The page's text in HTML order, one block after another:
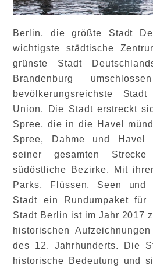
Berlin, die größte Stadt
wichtigste städtische
grünste Stadt
Brandenburg
bevölkerungsreichste
Union. Die Stadt erstreckt
Spree, die in die Havel
Spree, Dahme und Havel
seiner gesamten
südöstliche Bezirke. Mit
Parks, Flüssen, Seen
Stadt ein Rundumpaket für
Stadt Berlin ist im Jahr 2017
historischen
des 12. Jahrhunderts. Die
historische Bedeutung und